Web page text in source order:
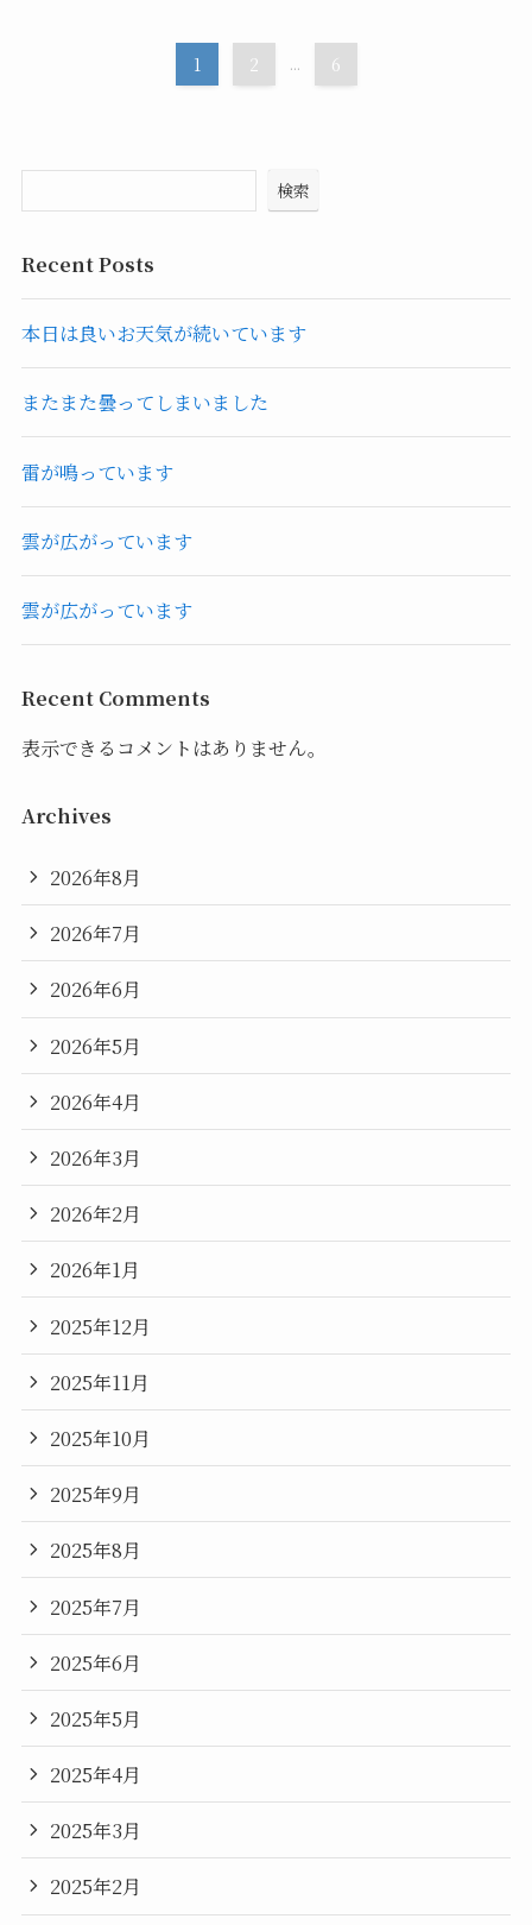
1 2 ... 6
検索
Recent Posts
本日は良いお天気が続いています
またまた曇ってしまいました
雷が鳴っています
雲が広がっています
雲が広がっています
Recent Comments
表示できるコメントはありません。
Archives
2026年8月
2026年7月
2026年6月
2026年5月
2026年4月
2026年3月
2026年2月
2026年1月
2025年12月
2025年11月
2025年10月
2025年9月
2025年8月
2025年7月
2025年6月
2025年5月
2025年4月
2025年3月
2025年2月